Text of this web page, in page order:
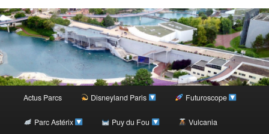
Menu
Aller
Actus Parcs Disneyland Paris Futuroscope
Parc Astérix Puy du Fou Vulcania